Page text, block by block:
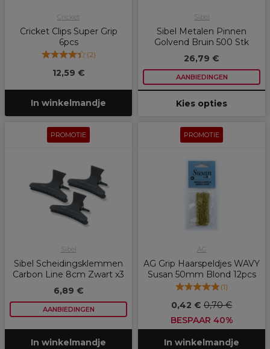
Cricket
Cricket Clips Super Grip
6pcs
(2)
12,59 €
In winkelmandje
Sibel
Sibel Metalen Pinnen
Golvend Bruin 500 Stk
26,79 €
AANBIEDINGEN
Kies opties
PROMOTIE
Sibel
Sibel Scheidingsklemmen
Carbon Line 8cm Zwart x3
6,89 €
AANBIEDINGEN
In winkelmandje
PROMOTIE
AG
AG Grip Haarspeldjes WAVY
Susan 50mm Blond 12pcs
(1)
0,42 € 0,70 €
BESPAAR 40%
In winkelmandje